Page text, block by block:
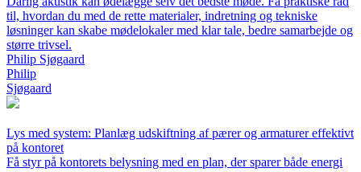
til, hvordan du med de rette materialer, indretning og tekniske
løsninger kan skabe mødelokaler med klar tale, bedre samarbejde og
større trivsel.
Philip Sjøgaard
Philip
Sjøgaard
Lys med system: Planlæg udskiftning af pærer og armaturer effektivt
på kontoret
Få styr på kontorets belysning med en plan, der sparer både energi